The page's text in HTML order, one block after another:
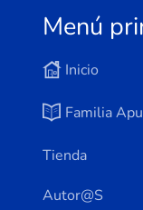
Menú
Inicio
Familia
Tienda
Autor@s